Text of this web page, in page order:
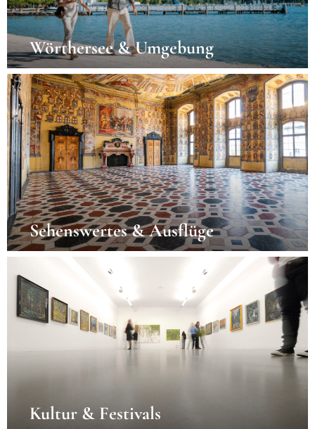
Wörthersee & Umgebung
Sehenswertes & Ausflüge
Kultur & Festivals